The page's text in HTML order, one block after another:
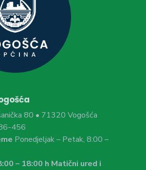
80 • 71320 Vogošća
456
Ponedjeljak – Petak, 8:00 –
– 18:00 h Matični ured i